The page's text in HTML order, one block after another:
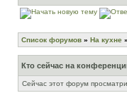
Список форумов » На кухне »
Кто сейчас на
Сейчас этот форум